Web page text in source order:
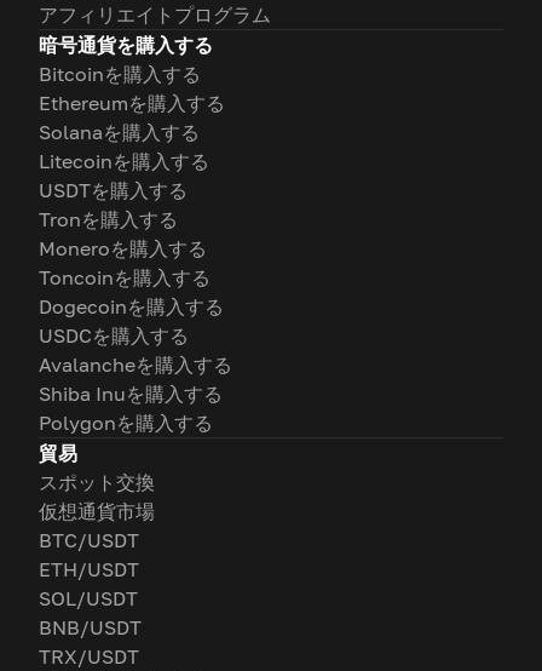
アフィリエイトプログラム
暗号通貨を購入する
Bitcoinを購入する
Ethereumを購入する
Solanaを購入する
Litecoinを購入する
USDTを購入する
Tronを購入する
Moneroを購入する
Toncoinを購入する
Dogecoinを購入する
USDCを購入する
Avalancheを購入する
Shiba Inuを購入する
Polygonを購入する
貿易
スポット交換
仮想通貨市場
BTC/USDT
ETH/USDT
SOL/USDT
BNB/USDT
TRX/USDT